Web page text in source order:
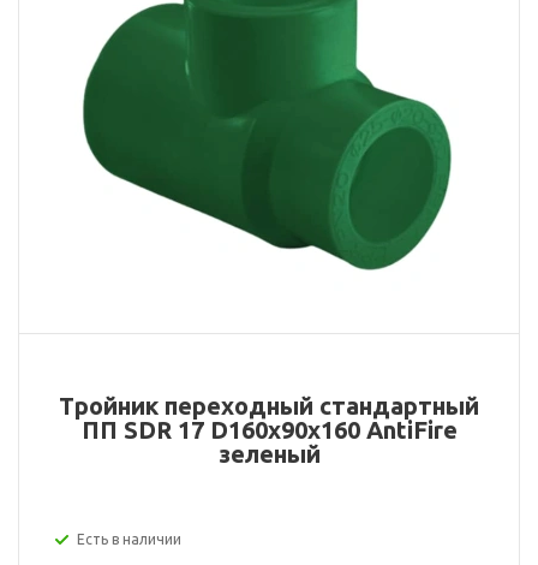
Тройник переходный стандартный
ПП SDR 17 D160х90х160 AntiFire
зеленый
Есть в наличии